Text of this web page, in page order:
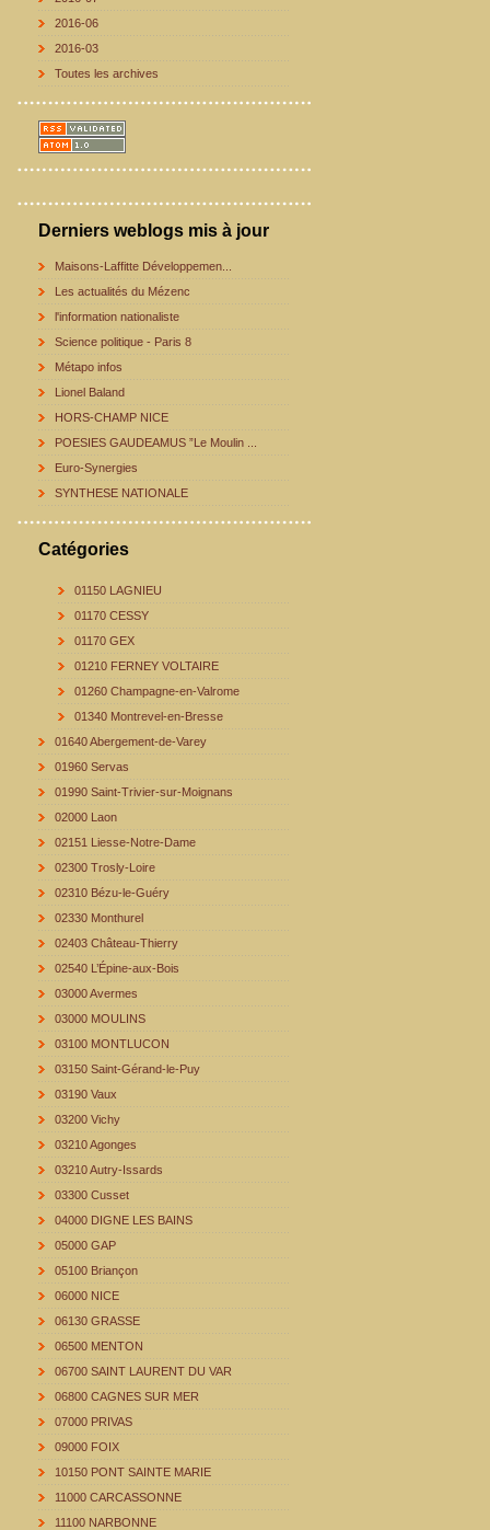
2016-06
2016-03
Toutes les archives
Derniers weblogs mis à jour
Maisons-Laffitte Développemen...
Les actualités du Mézenc
l'information nationaliste
Science politique - Paris 8
Métapo infos
Lionel Baland
HORS-CHAMP NICE
POESIES GAUDEAMUS ”Le Moulin ...
Euro-Synergies
SYNTHESE NATIONALE
Catégories
01150 LAGNIEU
01170 CESSY
01170 GEX
01210 FERNEY VOLTAIRE
01260 Champagne-en-Valrome
01340 Montrevel-en-Bresse
01640 Abergement-de-Varey
01960 Servas
01990 Saint-Trivier-sur-Moignans
02000 Laon
02151 Liesse-Notre-Dame
02300 Trosly-Loire
02310 Bézu-le-Guéry
02330 Monthurel
02403 Château-Thierry
02540 L’Épine-aux-Bois
03000 Avermes
03000 MOULINS
03100 MONTLUCON
03150 Saint-Gérand-le-Puy
03190 Vaux
03200 Vichy
03210 Agonges
03210 Autry-Issards
03300 Cusset
04000 DIGNE LES BAINS
05000 GAP
05100 Briançon
06000 NICE
06130 GRASSE
06500 MENTON
06700 SAINT LAURENT DU VAR
06800 CAGNES SUR MER
07000 PRIVAS
09000 FOIX
10150 PONT SAINTE MARIE
11000 CARCASSONNE
11100 NARBONNE